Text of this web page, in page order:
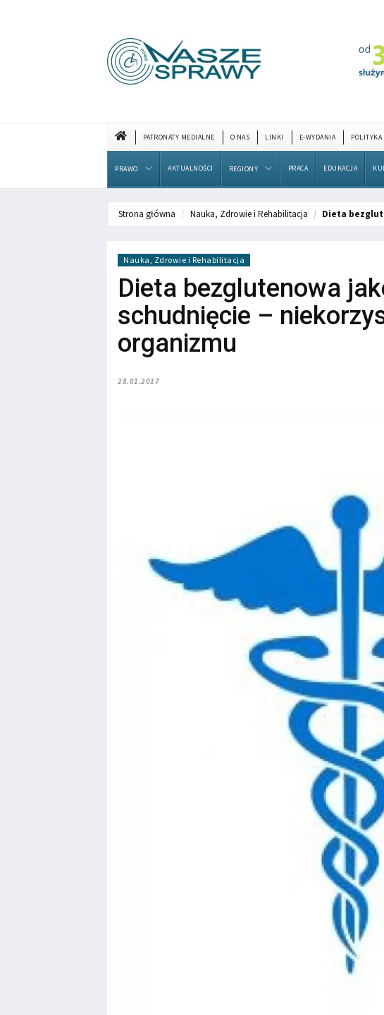
PATRONATY MEDIALNE O NAS LINKI E-WYDANIA POLITYKA
PRAWO AKTUALNOŚCI REGIONY PRACA EDUKACJA
Strona główna Nauka, Zdrowie i Rehabilitacja Dieta
Nauka, Zdrowie i Rehabilitacja
Dieta bezglutenowa
schudnięcie –
organizmu
28.01.2017